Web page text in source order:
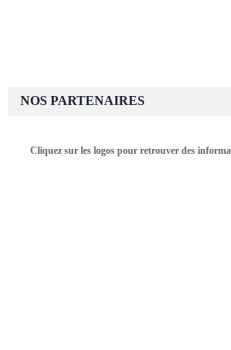
NOS PARTENAIRES
Cliquez sur les logos pour retrouver des